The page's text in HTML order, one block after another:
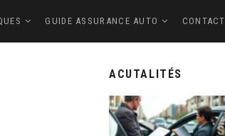
GUIDE ASSURANCE AUTO CONTACT
ACUTALITÉS